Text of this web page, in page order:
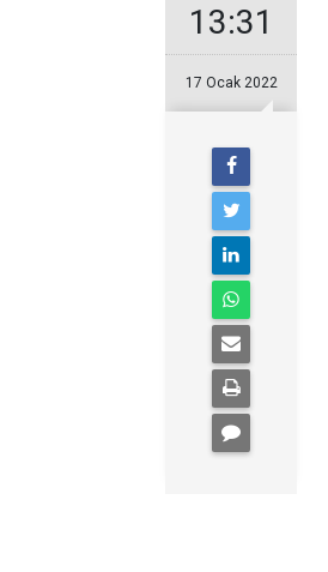
13:31
17 Ocak 2022